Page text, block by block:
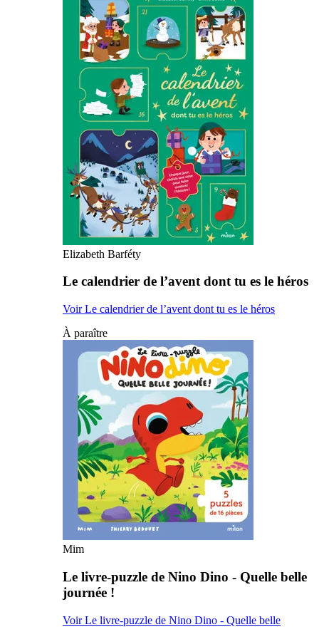
Elizabeth Barféty
Le calendrier de l’avent dont tu es le héros
Voir Le calendrier de l’avent dont tu es le héros
À paraître
Mim
Le livre-puzzle de Nino Dino - Quelle belle
journée !
Voir Le livre-puzzle de Nino Dino - Quelle belle